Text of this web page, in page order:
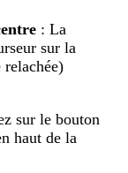
: La
sur la
sur le bouton
haut de la